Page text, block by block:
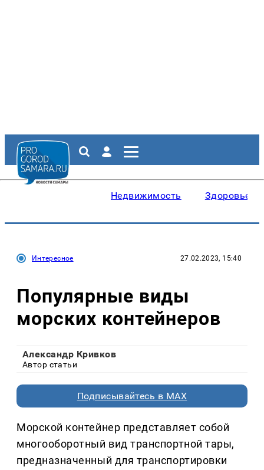
Недвижимость Здоровье
Интересное 27.02.2023, 15:40
Популярные виды
морских контейнеров
Александр Кривков
Автор статьи
Подписывайтесь в MAX
Морской контейнер представляет собой
многооборотный вид транспортной тары,
предназначенный для транспортировки